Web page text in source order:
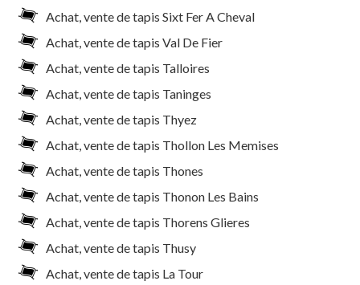
Achat, vente de tapis Sixt Fer A Cheval
Achat, vente de tapis Val De Fier
Achat, vente de tapis Talloires
Achat, vente de tapis Taninges
Achat, vente de tapis Thyez
Achat, vente de tapis Thollon Les Memises
Achat, vente de tapis Thones
Achat, vente de tapis Thonon Les Bains
Achat, vente de tapis Thorens Glieres
Achat, vente de tapis Thusy
Achat, vente de tapis La Tour